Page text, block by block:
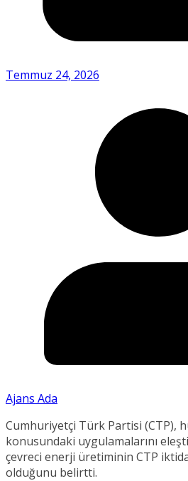
Temmuz 24, 2026
Ajans Ada
Cumhuriyetçi Türk Partisi (CTP),
konusundaki uygulamalarını
çevreci enerji üretiminin CTP
olduğunu belirtti.